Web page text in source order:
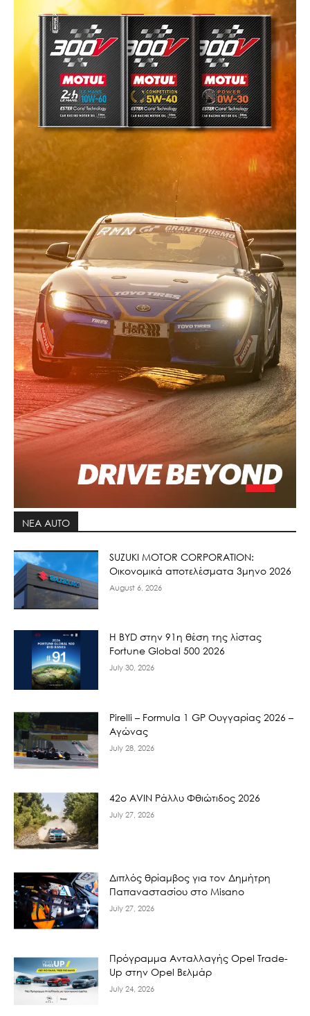
ΝΕΑ AUTO
SUZUKI MOTOR CORPORATION:
Οικονομικά αποτελέσματα 3μηνο 2026
August 6, 2026
Η BYD στην 91η θέση της λίστας
Fortune Global 500 2026
July 30, 2026
Pirelli – Formula 1 GP Ουγγαρίας 2026 –
Αγώνας
July 28, 2026
42ο AVIN Ράλλυ Φθιώτιδος 2026
July 27, 2026
Διπλός θρίαμβος για τον Δημήτρη
Παπαναστασίου στο Misano
July 27, 2026
Πρόγραμμα Ανταλλαγής Opel Trade-
Up στην Opel Βελμάρ
July 24, 2026